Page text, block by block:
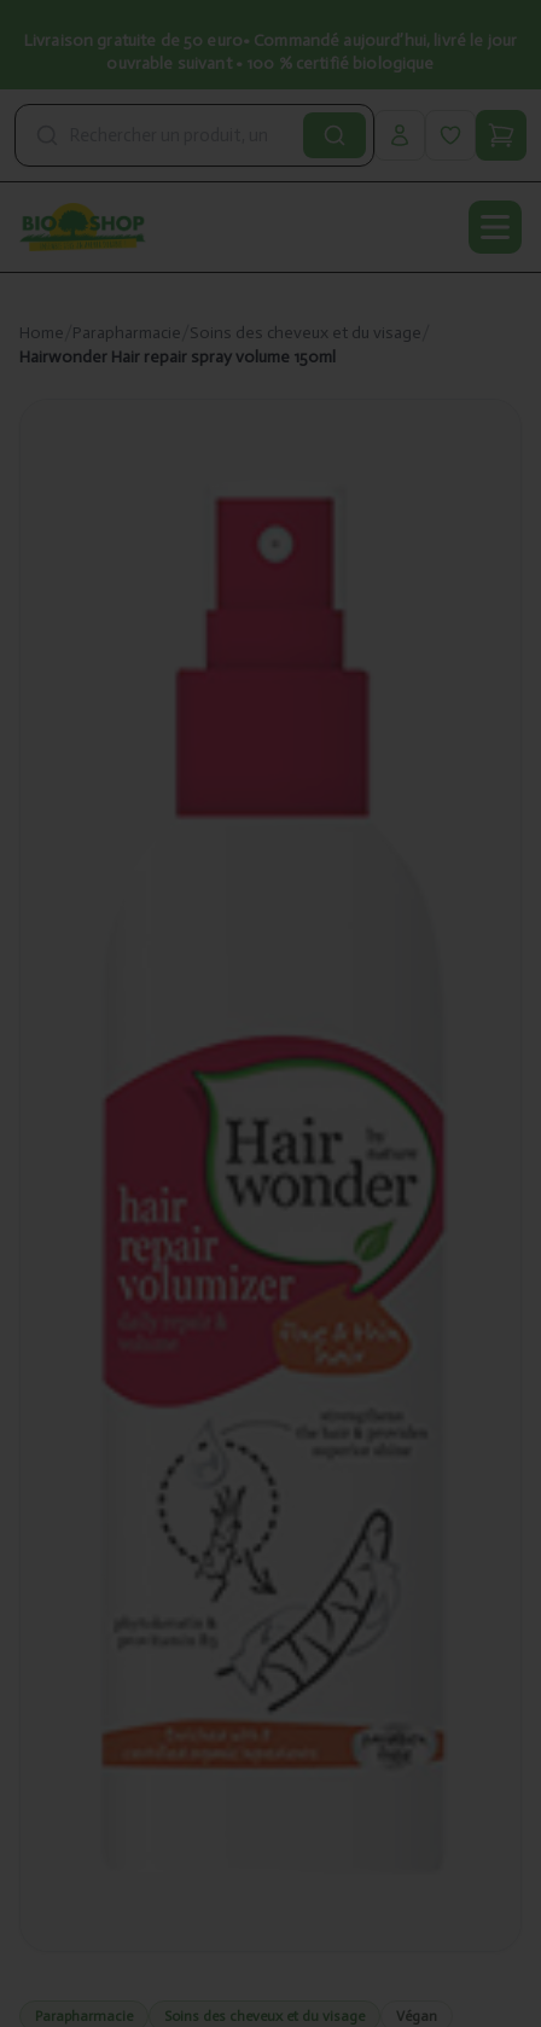
Livraison gratuite de 50 euro• Commandé aujourd’hui, livré le jour
ouvrable suivant • 100 % certifié biologique
Home Parapharmacie Soins des cheveux et du visage
Hairwonder Hair repair spray volume 150ml
Parapharmacie Soins des cheveux et du visage
Végan